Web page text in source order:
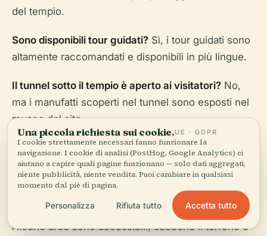
del tempio.
Sono disponibili tour guidati? Sì, i tour guidati sono
altamente raccomandati e disponibili in più lingue.
Il tunnel sotto il tempio è aperto ai visitatori? No,
ma i manufatti scoperti nel tunnel sono esposti nel
museo del sito.
Come si acquistano i biglietti?I biglietti possono
essere acquistati all'ingresso o online tramite canali
ufficiali.
Il sito è accessibile a persone con disabilità?
Alcune aree sono accessibili, sebbene il terreno e
Una piccola richiesta sui cookie.UE · GDPR
I cookie strettamente necessari fanno funzionare la
navigazione. I cookie di analisi (PostHog, Google Analytics) ci
aiutano a capire quali pagine funzionano — solo dati aggregati,
niente pubblicità, niente vendita. Puoi cambiare in qualsiasi
momento dal piè di pagina.
Personalizza Rifiuta tutto Accetta tutto